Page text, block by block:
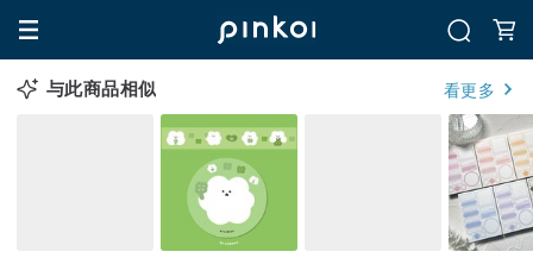
与此商品相似 看更多